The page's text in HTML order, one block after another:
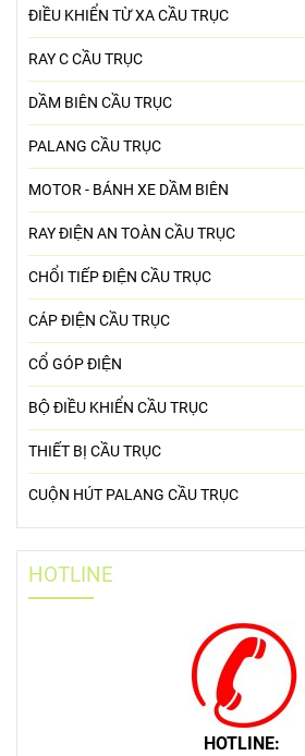
ĐIỀU KHIỂN TỪ XA CẦU TRỤC
RAY C CẦU TRỤC
DẦM BIÊN CẦU TRỤC
PALANG CẦU TRỤC
MOTOR - BÁNH XE DẦM BIÊN
RAY ĐIỆN AN TOÀN CẦU TRỤC
CHỔI TIẾP ĐIỆN CẦU TRỤC
CÁP ĐIỆN CẦU TRỤC
CỔ GÓP ĐIỆN
BỘ ĐIỀU KHIỂN CẦU TRỤC
THIẾT BỊ CẦU TRỤC
CUỘN HÚT PALANG CẦU TRỤC
HOTLINE
HOTLINE: